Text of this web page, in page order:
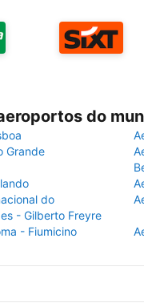
do
Grande
do
- Gilberto Freyre
- Fiumicino